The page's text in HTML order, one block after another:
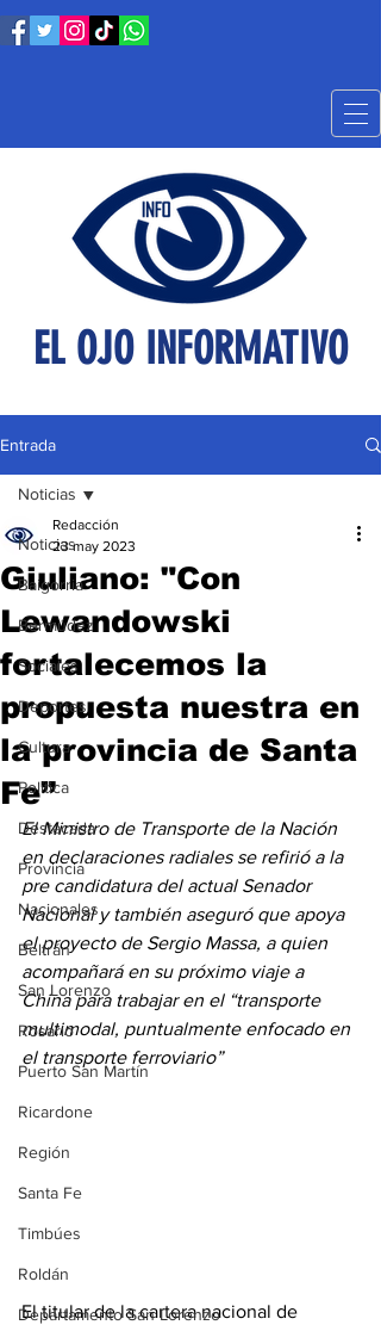
EL OJO INFORMATIVO
Entrada
Noticias
Baigorria
Bermúdez
Sociales
Deportes
Cultura
Política
Destacada
Provincia
Nacionales
Beltrán
San Lorenzo
Rosario
Puerto San Martín
Ricardone
Región
Santa Fe
Timbúes
Roldán
Departamento San Lorenzo
Noticias
Giuliano: "Con
Lewandowski
fortalecemos la
propuesta nuestra en
la provincia de Santa
Fe”
Redacción
23 may 2023
El Ministro de Transporte de la Nación
en declaraciones radiales se refirió a la
pre candidatura del actual Senador
Nacional y también aseguró que apoya
el proyecto de Sergio Massa, a quien
acompañará en su próximo viaje a
China para trabajar en el “transporte
multimodal, puntualmente enfocado en
el transporte ferroviario”
El titular de la cartera nacional de